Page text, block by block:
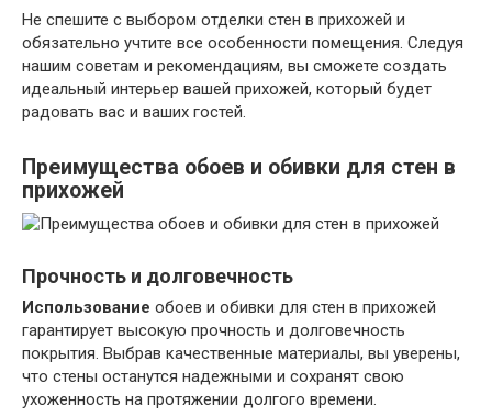
Не спешите с выбором отделки стен в прихожей и
обязательно учтите все особенности помещения. Следуя
нашим советам и рекомендациям, вы сможете создать
идеальный интерьер вашей прихожей, который будет
радовать вас и ваших гостей.
Преимущества обоев и обивки для стен в
прихожей
Прочность и долговечность
Использование обоев и обивки для стен в прихожей
гарантирует высокую прочность и долговечность
покрытия. Выбрав качественные материалы, вы уверены,
что стены останутся надежными и сохранят свою
ухоженность на протяжении долгого времени.